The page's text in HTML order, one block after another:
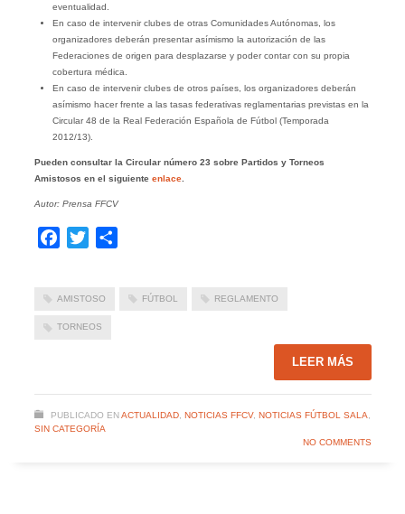
eventualidad.
En caso de intervenir clubes de otras Comunidades Autónomas, los
organizadores deberán presentar asímismo la autorización de las
Federaciones de origen para desplazarse y poder contar con su propia
cobertura médica.
En caso de intervenir clubes de otros países, los organizadores deberán
asímismo hacer frente a las tasas federativas reglamentarias previstas en la
Circular 48 de la Real Federación Española de Fútbol (Temporada
2012/13).
Pueden consultar la Circular número 23 sobre Partidos y Torneos
Amistosos en el siguiente enlace.
Autor: Prensa FFCV
Facebook
Twitter
AMISTOSO FÚTBOL REGLAMENTO
TORNEOS
LEER MÁS
PUBLICADO EN ACTUALIDAD, NOTICIAS FFCV, NOTICIAS FÚTBOL SALA
SIN CATEGORÍA
NO COMMENTS